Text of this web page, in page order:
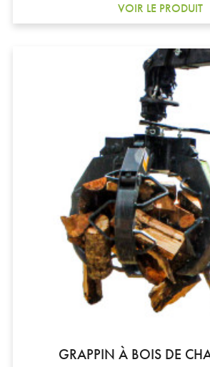
VOIR LE PRODUIT
GRAPPIN À BOIS DE